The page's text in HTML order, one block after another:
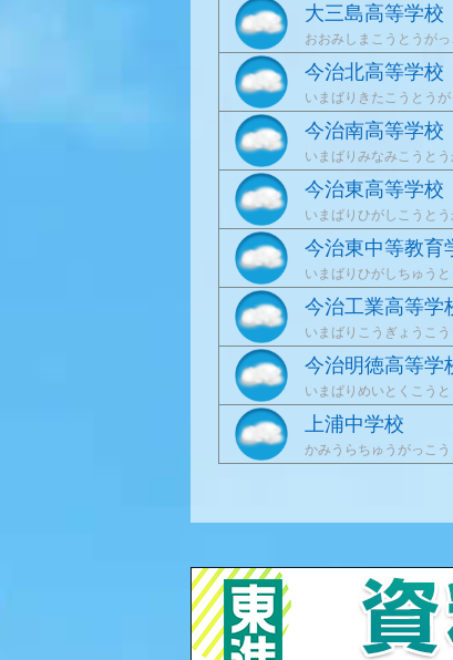
大三島高等学校
おおみしまこうとうがっ
今治北高等学校
いまばりきたこうとうが
今治南高等学校
いまばりみなみこうとう
今治東高等学校
いまばりひがしこうとう
今治東中等教育
いまばりひがしちゅう
今治工業高等学
いまばりこうぎょうこう
今治明徳高等学
いまばりめいとくこう
上浦中学校
かみうらちゅうがっこう